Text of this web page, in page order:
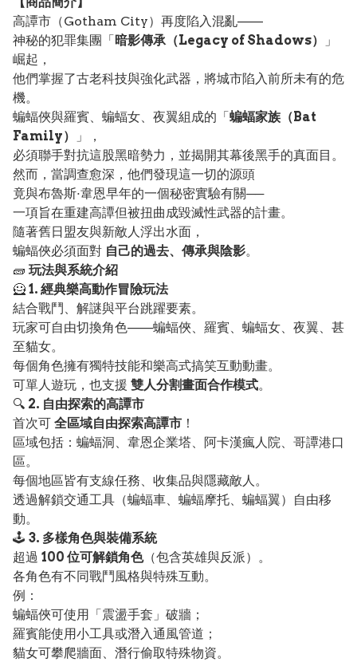
高譚市（Gotham City）再度陷入混亂——
神秘的犯罪集團「暗影傳承（Legacy of Shadows）
」
崛起，
他們掌握了古老科技與強化武器，將城市陷入前所未有的危
機。
蝙蝠俠與羅賓、蝙蝠女、夜翼組成的「蝙蝠家族（Bat
Family）
」，
必須聯手對抗這股黑暗勢力，並揭開其幕後黑手的真面目。
然而，當調查愈深，他們發現這一切的源頭
竟與布魯斯·韋恩早年的一個秘密實驗有關──
一項旨在重建高譚但被扭曲成毀滅性武器的計畫。
隨著舊日盟友與新敵人浮出水面，
蝙蝠俠必須面對 自己的過去、傳承與陰影。
🧱 玩法與系統介紹
🦸 1. 經典樂高動作冒險玩法
結合戰鬥、解謎與平台跳躍要素。
玩家可自由切換角色——蝙蝠俠、羅賓、蝙蝠女、夜翼、甚
至貓女。
每個角色擁有獨特技能和樂高式搞笑互動動畫。
可單人遊玩，也支援 雙人分割畫面合作模式。
🔍 2. 自由探索的高譚市
首次可 全區域自由探索高譚市 ！
區域包括：蝙蝠洞、韋恩企業塔、阿卡漢瘋人院、哥譚港口
區。
每個地區皆有支線任務、收集品與隱藏敵人。
透過解鎖交通工具（蝙蝠車、蝙蝠摩托、蝙蝠翼）自由移
動。
🕹️ 3. 多樣角色與裝備系統
超過 100 位可解鎖角色（包含英雄與反派）。
各角色有不同戰鬥風格與特殊互動。
例：
蝙蝠俠可使用「震盪手套」破牆；
羅賓能使用小工具或潛入通風管道；
貓女可攀爬牆面、潛行偷取特殊物資。